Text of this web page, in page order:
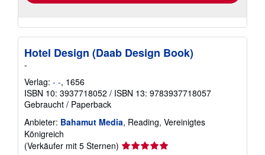
Hotel Design (Daab Design Book)
-
Verlag: - -, 1656
ISBN 10: 3937718052 / ISBN 13: 9783937718057
Gebraucht / Paperback
Anbieter: Bahamut Media, Reading, Vereinigtes
Königreich
(Verkäufer mit 5 Sternen) Verkäuferbewertung